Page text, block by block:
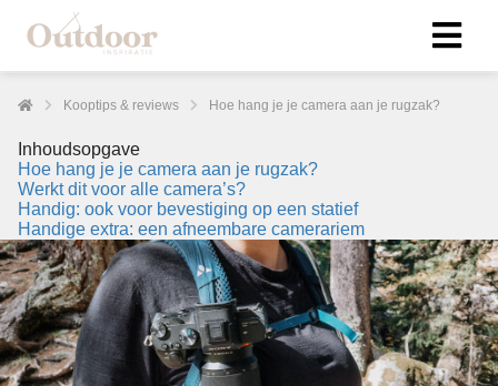
Kooptips & reviews Hoe hang je je camera aan je rugzak?
Inhoudsopgave
Hoe hang je je camera aan je rugzak?
Werkt dit voor alle camera’s?
Handig: ook voor bevestiging op een statief
Handige extra: een afneembare camerariem